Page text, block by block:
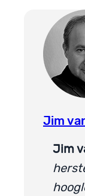
Jim
Jim